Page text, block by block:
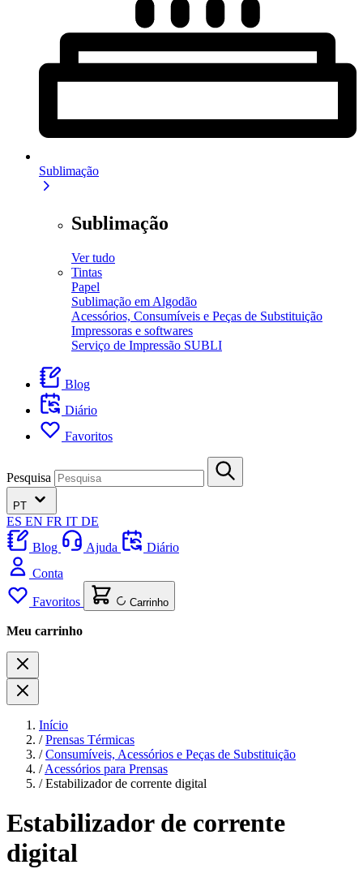
Sublimação
Sublimação
Ver tudo
Tintas
Papel
Sublimação em Algodão
Acessórios, Consumíveis e Peças de Substituição
Impressoras e softwares
Serviço de Impressão SUBLI
Blog
Diário
Favoritos
Pesquisa
PT
ES EN FR IT DE
Blog
Ajuda
Diário
Conta
Favoritos Carrinho
Meu carrinho
Início
/ Prensas Térmicas
/ Consumíveis, Acessórios e Peças de Substituição
/ Acessórios para Prensas
/ Estabilizador de corrente digital
Estabilizador de corrente
digital